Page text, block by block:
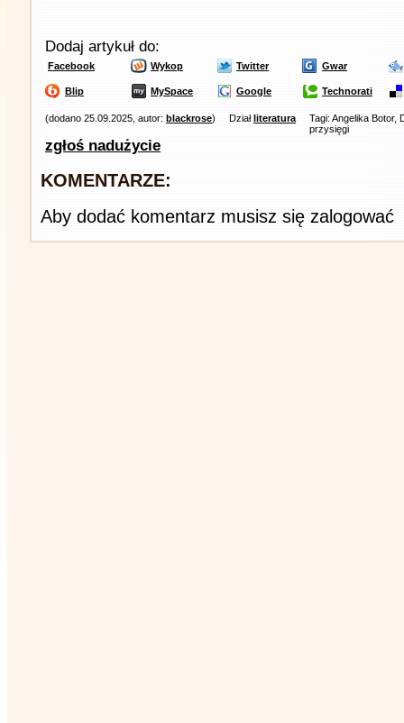
Dodaj artykuł do:
Facebook Wykop Twitter Gwar
Blip MySpace Google Technorati
(dodano 25.09.2025, autor: blackrose) Działliteratura
Tagi: Angelika Botor,
przysięgi
zgłoś nadużycie
KOMENTARZE:
Aby dodać komentarz musisz się zalogować